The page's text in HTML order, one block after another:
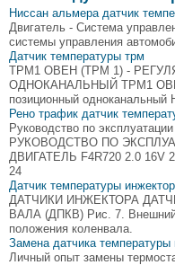
Ниссан альмера датчик
Двигатель - Система
системы управления
Датчик температуры трм
ТРМ1 ОВЕН (ТРМ 1) -
ОДНОКАНАЛЬНЫЙ ТРМ1 ОВЕН
позиционный
Рено трафик датчик
Руководство по
РУКОВОДСТВО ПО
ДВИГАТЕЛЬ F4R720 2.0 16V
24
Датчик температуры
ДАТЧИКИ ИНЖЕКТОРА
ВАЛА (ДПКВ) Рис. 7. Внешний
положения коленвала.
Замена датчика температуры
Личный опыт замены